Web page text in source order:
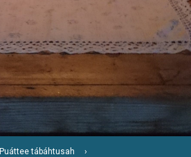
Puáttee tábáhtusah